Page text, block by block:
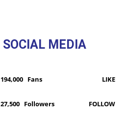
SOCIAL MEDIA
194,000 Fans LIKE
27,500 Followers FOLLOW